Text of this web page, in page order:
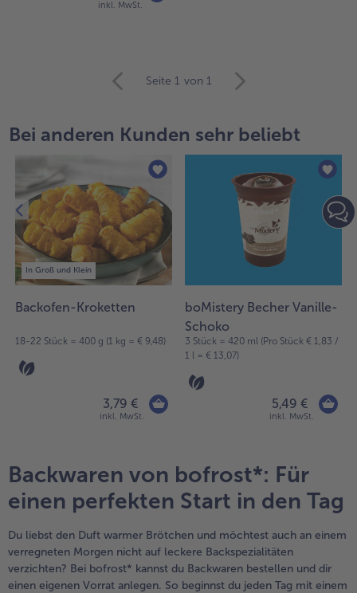
inkl. MwSt.
Übersicht.
sich
21
Artikel
in
der
Liste.
Seite 1 von 1
Bei anderen Kunden sehr beliebt
In Groß und Klein
Backofen-Kroketten
18-22 Stück = 400 g (1 kg = € 9,48)
3,79 €
inkl. MwSt.
boMistery Becher Vanille-
Schoko
3 Stück = 420 ml (Pro Stück € 1,83 /
1 l = € 13,07)
5,49 €
inkl. MwSt.
Backwaren von bofrost*: Für
einen perfekten Start in den Tag
Du liebst den Duft warmer Brötchen und möchtest auch an einem
verregneten Morgen nicht auf leckere Backspezialitäten
verzichten? Bei bofrost* kannst du Backwaren bestellen und dir
einen eigenen Vorrat anlegen. So beginnst du jeden Tag mit einem